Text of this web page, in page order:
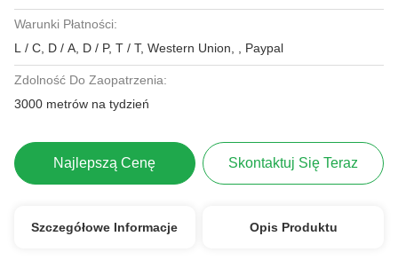
Warunki Płatności:
L / C, D / A, D / P, T / T, Western Union, , Paypal
Zdolność Do Zaopatrzenia:
3000 metrów na tydzień
Najlepszą Cenę Skontaktuj Się Teraz
Szczegółowe Informacje Opis Produktu